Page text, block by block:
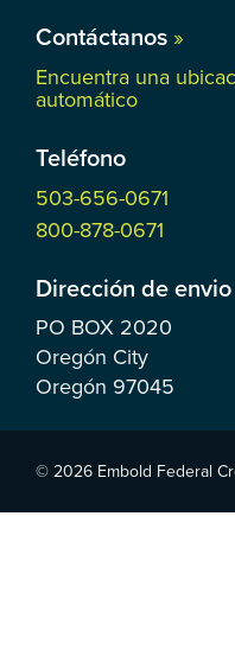
Contáctanos »
Encuentra una
automático
Teléfono
503-656-0671
800-878-0671
Dirección de envio
PO BOX 2020
Oregón City
Oregón 97045
© 2026 Embold Federal